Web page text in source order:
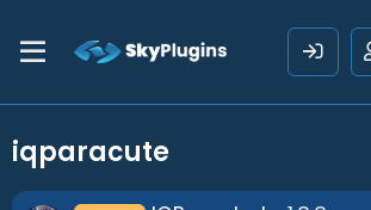
iqparacute